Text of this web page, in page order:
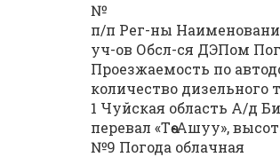
№
п/п Рег-ны
уч-ов Обсл-ся ДЭПом
Проезжаемость по
количество дизельного
1 Чуйская область А/д
перевал «Төө-Ашуу»,
№9 Погода облачная